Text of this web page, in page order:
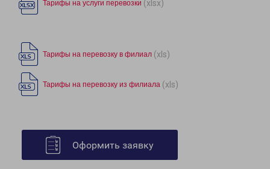
Тарифы на услуги перевозки (xlsx)
Тарифы на перевозку в филиал (xls)
Тарифы на перевозку из филиала (xls)
Оформить заявку